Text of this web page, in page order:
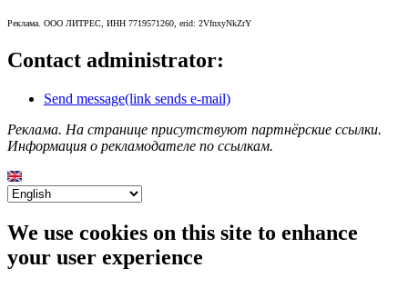
Реклама. ООО ЛИТРЕС, ИНН 7719571260, erid: 2VfnxyNkZrY
Contact administrator:
Send message(link sends e-mail)
Реклама. На странице присутствуют партнёрские ссылки.
Информация о рекламодателе по ссылкам.
We use cookies on this site to enhance
your user experience